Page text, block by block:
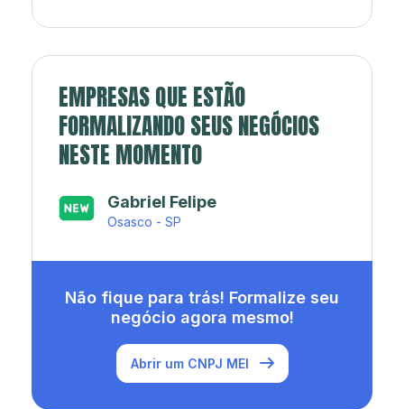
EMPRESAS QUE ESTÃO
FORMALIZANDO SEUS NEGÓCIOS
NESTE MOMENTO
Japa’s açaí e sorveteria
Rio de Janeiro - RJ
Não fique para trás! Formalize seu
negócio agora mesmo!
Abrir um CNPJ MEI